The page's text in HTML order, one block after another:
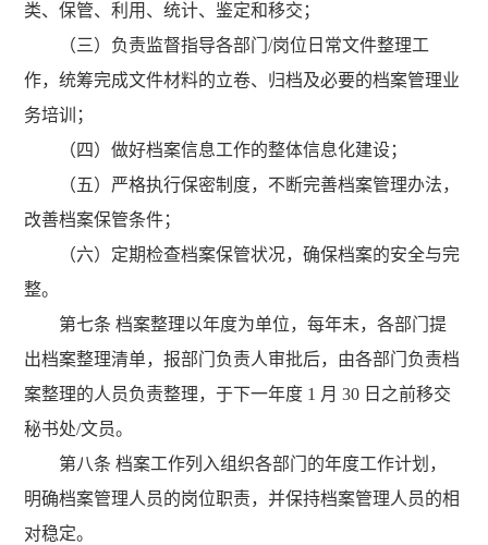
类、保管、利用、统计、鉴定和移交；
（三）负责监督指导各部门/岗位日常文件整理工
作，统筹完成文件材料的立卷、归档及必要的档案管理业
务培训；
（四）做好档案信息工作的整体信息化建设；
（五）严格执行保密制度，不断完善档案管理办法，
改善档案保管条件；
（六）定期检查档案保管状况，确保档案的安全与完
整。
第七条 档案整理以年度为单位，每年末，各部门提
出档案整理清单，报部门负责人审批后，由各部门负责档
案整理的人员负责整理，于下一年度 1 月 30 日之前移交
秘书处/文员。
第八条 档案工作列入组织各部门的年度工作计划，
明确档案管理人员的岗位职责，并保持档案管理人员的相
对稳定。